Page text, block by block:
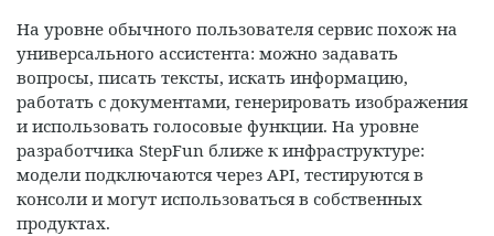
На уровне обычного пользователя сервис похож на
универсального ассистента: можно задавать
вопросы, писать тексты, искать информацию,
работать с документами, генерировать изображения
и использовать голосовые функции. На уровне
разработчика StepFun ближе к инфраструктуре:
модели подключаются через API, тестируются в
консоли и могут использоваться в собственных
продуктах.